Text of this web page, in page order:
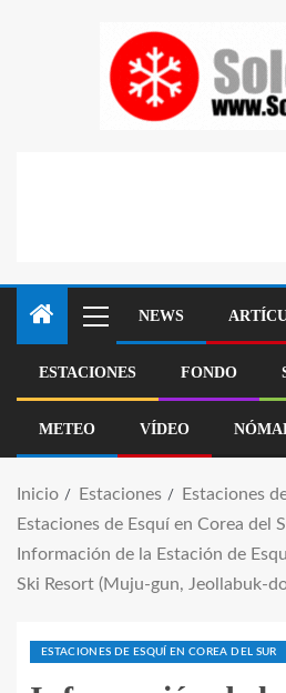
NEWS
ESTACIONES FONDO
METEO VÍDEO
Inicio Estaciones
Estaciones
Estaciones de Esquí en Corea del
Información de la Estación de
Ski Resort (Muju-gun, Jeollabuk-
ESTACIONES DE ESQUÍ EN COREA DEL SUR